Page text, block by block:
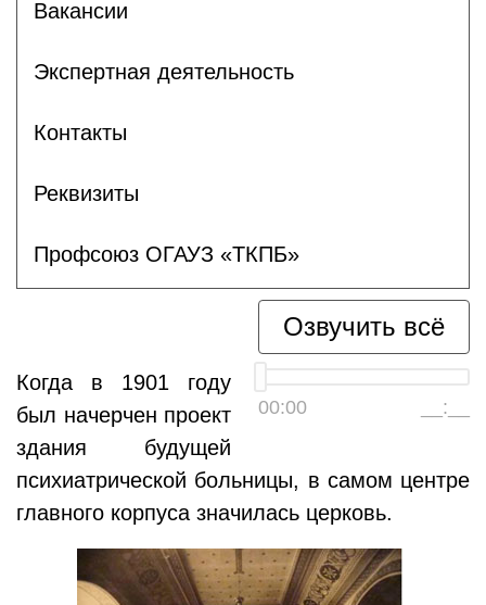
Вакансии
Экспертная деятельность
Контакты
Реквизиты
Профсоюз ОГАУЗ «ТКПБ»
Озвучить всё
00:00 __:__
Когда в 1901 году
был начерчен проект
здания будущей
психиатрической больницы, в самом центре
главного корпуса значилась церковь.